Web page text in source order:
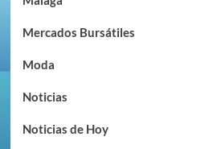
Mercados Bursátiles
Moda
Noticias
Noticias de Hoy